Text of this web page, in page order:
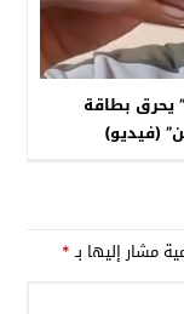
يحرق بطاقة
(فيديو)
مشار إليها بـ*